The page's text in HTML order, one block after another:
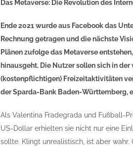
Das Metaverse: Die Revolution des
Ende 2021 wurde aus Facebook das
Rechnung getragen und die nächste
Plänen zufolge das Metaverse
hinausgeht. Die Nutzer sollen sich in
(kostenpflichtigen) Freizeitaktivitäten
der Sparda-Bank Baden-Württemberg,
Als Valentina Fradegrada und Fußball-
US-Dollar erhielten sie nicht nur eine
sollte. Klingt unrealistisch, ist aber wahr.